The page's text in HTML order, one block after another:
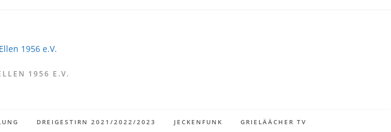
1956 E.V.
DREIGESTIRN 2021/2022/2023 JECKENFUNK GRIELÄÄCHER TV